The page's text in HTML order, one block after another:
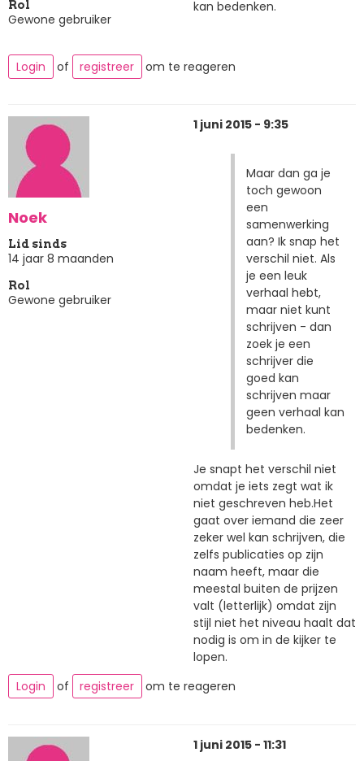
Rol
Gewone gebruiker
kan bedenken.
Login of registreer om te reageren
Noek
Lid sinds
14 jaar 8 maanden
Rol
Gewone gebruiker
1 juni 2015 - 9:35
Maar dan ga je
toch gewoon
een
samenwerking
aan? Ik snap het
verschil niet. Als
je een leuk
verhaal hebt,
maar niet kunt
schrijven - dan
zoek je een
schrijver die
goed kan
schrijven maar
geen verhaal kan
bedenken.
Je snapt het verschil niet
omdat je iets zegt wat ik
niet geschreven heb.Het
gaat over iemand die zeer
zeker wel kan schrijven, die
zelfs publicaties op zijn
naam heeft, maar die
meestal buiten de prijzen
valt (letterlijk) omdat zijn
stijl niet het niveau haalt dat
nodig is om in de kijker te
lopen.
Login
of registreer om te reageren
1 juni 2015 - 11:31